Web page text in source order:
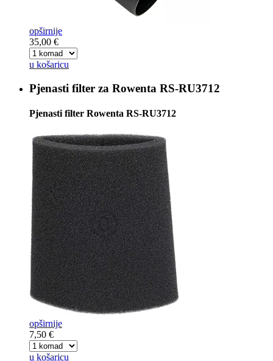
opširnije
35,00 €
u košaricu
Pjenasti filter za Rowenta RS-RU3712
Pjenasti filter Rowenta RS-RU3712
opširnije
7,50 €
u košaricu